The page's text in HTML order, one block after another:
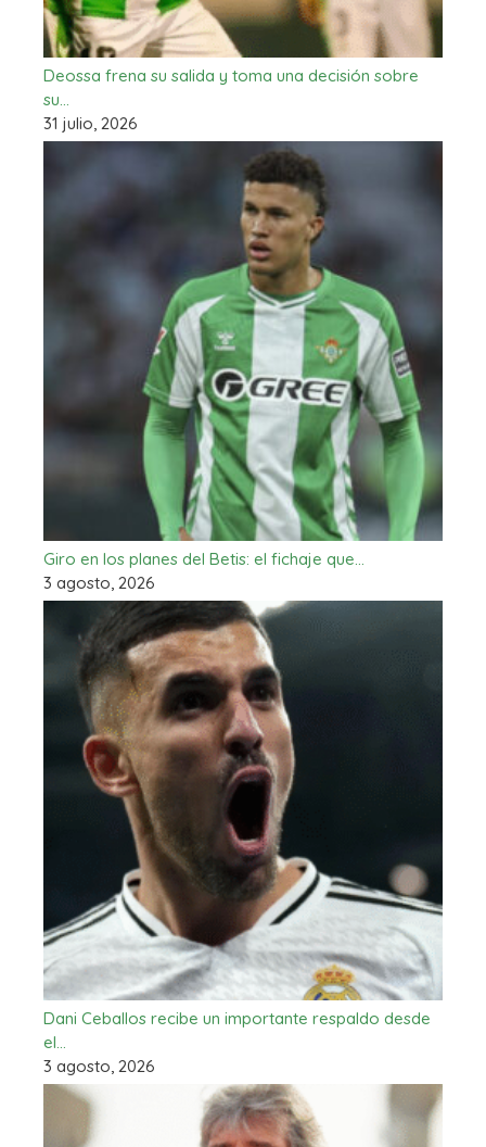
Deossa frena su salida y toma una decisión sobre
su…
31 julio, 2026
Giro en los planes del Betis: el fichaje que…
3 agosto, 2026
Dani Ceballos recibe un importante respaldo desde
el…
3 agosto, 2026